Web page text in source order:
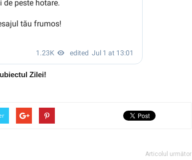
Zilei!
Articolul următor